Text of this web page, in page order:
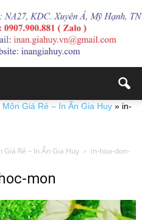
Giá Rẻ – In Ấn Gia Huy » in-
Rẻ – In Ấn Gia Huy
in-hoa-don-
mon